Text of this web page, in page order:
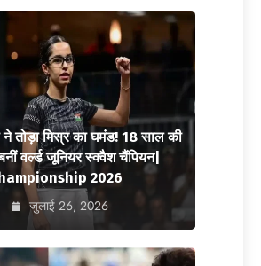
ने तोड़ा मिस्र का घमंड! 18 साल की
वर्ल्ड जूनियर स्क्वैश चैंपियन|
2026
जुलाई 26, 2026